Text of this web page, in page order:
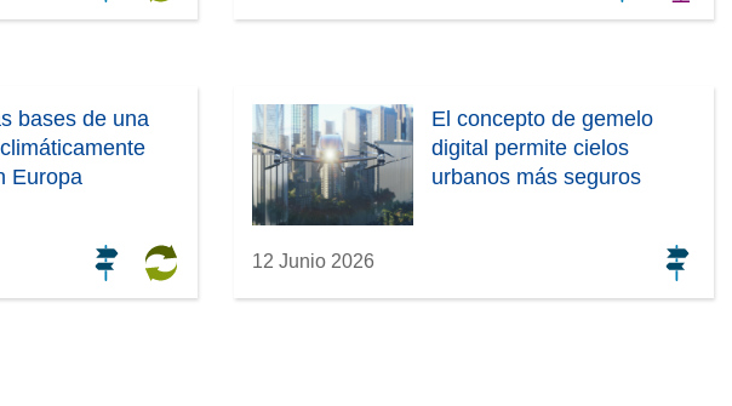
)
bases de una
Europa
El concepto de gemelo
digital permite cielos
urbanos más seguros
12 Junio 2026